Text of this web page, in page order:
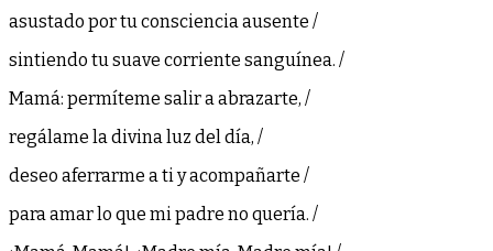
asustado por tu consciencia ausente /
sintiendo tu suave corriente sanguínea. /
Mamá: permíteme salir a abrazarte, /
regálame la divina luz del día, /
deseo aferrarme a ti y acompañarte /
para amar lo que mi padre no quería. /